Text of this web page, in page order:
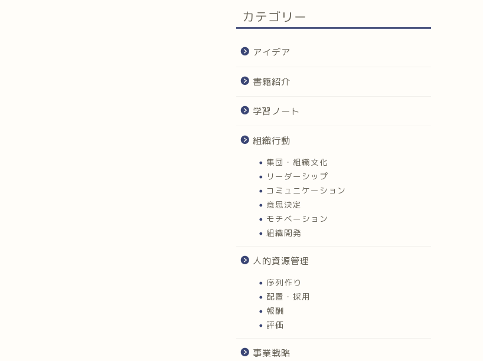
カテゴリー
アイデア
書籍紹介
学習ノート
組織行動
集団・組織文化
リーダーシップ
コミュニケーション
意思決定
モチベーション
組織開発
人的資源管理
序列作り
配置・採用
報酬
評価
事業戦略